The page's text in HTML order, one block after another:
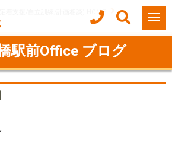
着支援/自立訓練/計画相談) HOME
駅前Office ブログ